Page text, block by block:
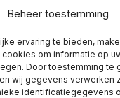
Beheer toestemming
ervaring te bieden,
om informatie op
Door toestemming te
wij gegevens verwerken
identificatiegegevens